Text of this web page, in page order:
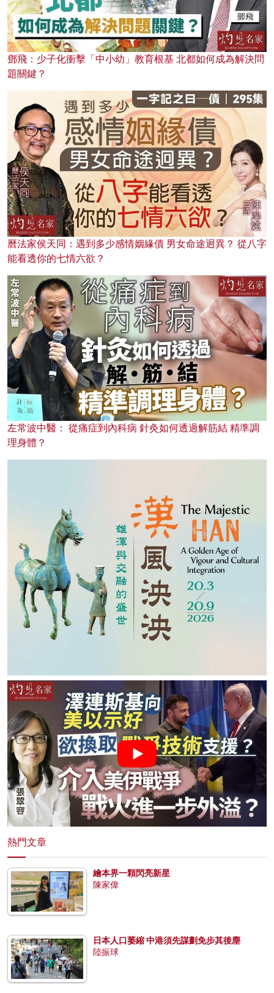
鄧飛：少子化衝擊「中小幼」教育根基 北都如何成為解決問
題關鍵？
曆法家侯天同：遇到多少感情姻緣債 男女命途迥異？ 從八字
能看透你的七情六欲？
左常波中醫： 從痛症到內科病 針灸如何透過解筋結 精準調
理身體？
熱門文章
繪本界一顆閃亮新星
陳家偉
日本人口萎縮 中港須先謀劃免步其後塵
陸振球